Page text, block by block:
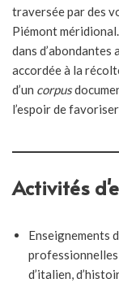
traversée par des
Piémont
dans d’abondantes
accordée à la
d’un corpus
l’espoir de
Activités
Enseignements
professionnelles
d’italien,